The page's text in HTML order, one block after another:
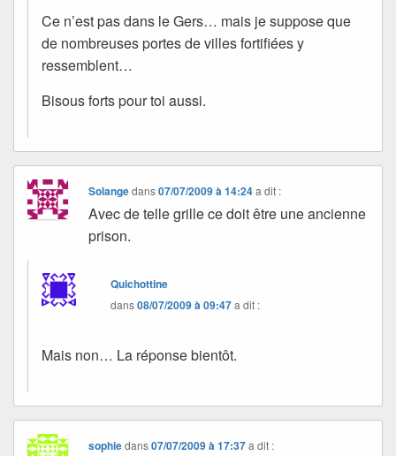
Ce n’est pas dans le Gers… mais je suppose que
de nombreuses portes de villes fortifiées y
ressemblent…
Bisous forts pour toi aussi.
Solangedans07/07/2009 à 14:24 a dit :
Avec de telle grille ce doit être une ancienne
prison.
Quichottine
dans08/07/2009 à 09:47a dit :
Mais non… La réponse bientôt.
sophiedans07/07/2009 à 17:37 a dit :